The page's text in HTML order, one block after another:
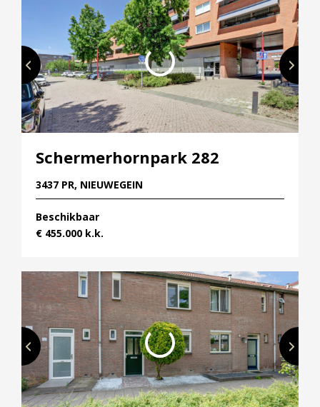
Schermerhornpark 282
3437 PR, NIEUWEGEIN
Beschikbaar
€ 455.000 k.k.